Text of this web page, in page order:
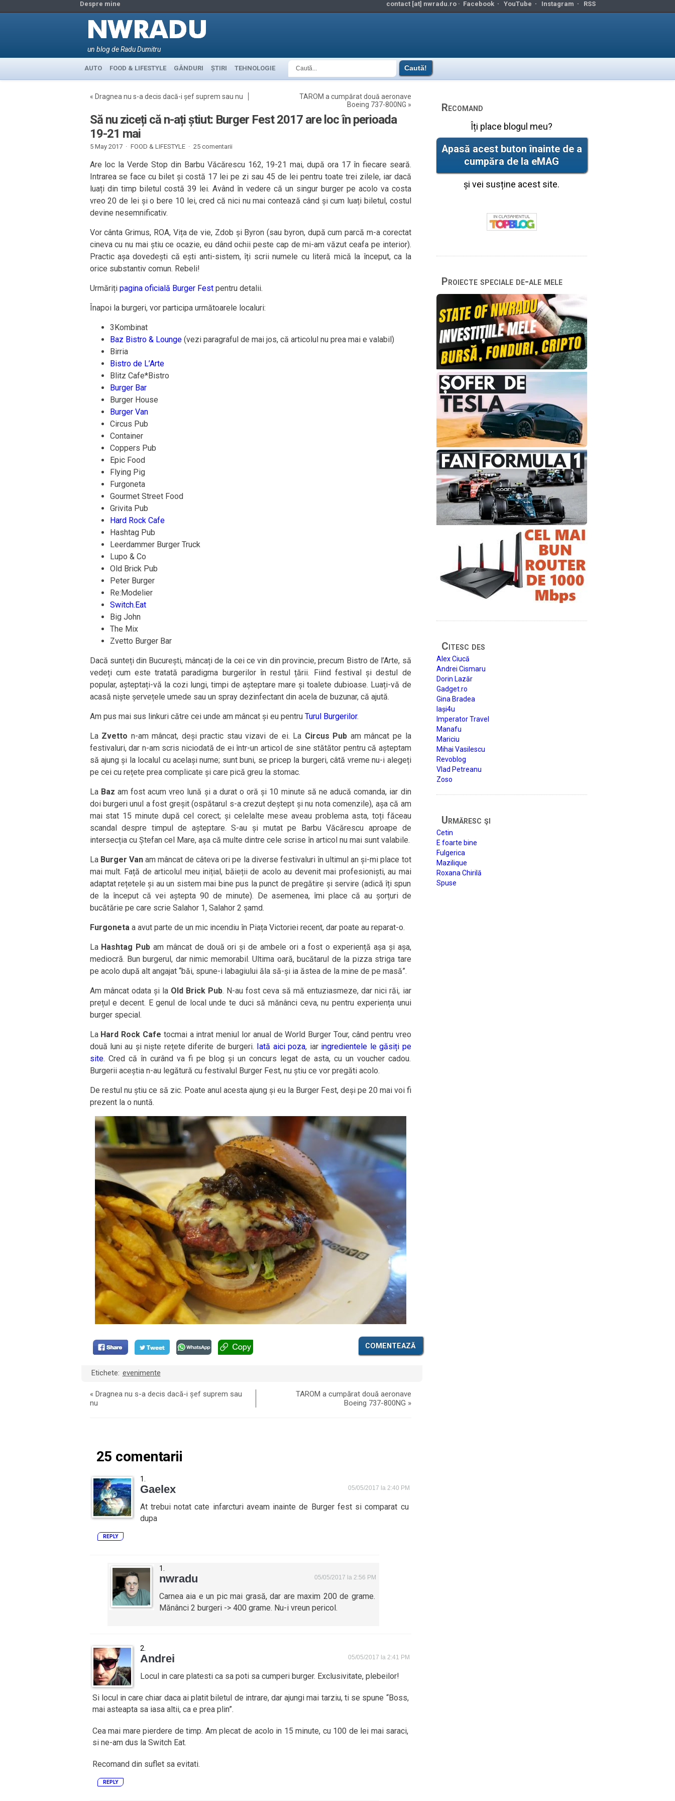
Despre mine contact [at] nwradu.ro · Facebook· YouTube · Instagram · RSS
un blog de Radu Dumitru
AUTO FOOD & LIFESTYLE GÂNDURI ȘTIRI TEHNOLOGIE
« Dragnea nu s-a decis dacă-i șef suprem sau nu
TAROM a cumpărat două aeronave
Boeing 737-800NG »
Să nu ziceți că n-ați știut: Burger Fest 2017 are loc în perioada
19-21 mai
5 May 2017 · FOOD & LIFESTYLE· 25 comentarii
Are loc la Verde Stop din Barbu Văcărescu 162, 19-21 mai, după ora 17 în fiecare seară.
Intrarea se face cu bilet și costă 17 lei pe zi sau 45 de lei pentru toate trei zilele, iar dacă
luați din timp biletul costă 39 lei. Având în vedere că un singur burger pe acolo va costa
vreo 20 de lei și o bere 10 lei, cred că nici nu mai contează când și cum luați biletul, costul
devine nesemnificativ.
Vor cânta Grimus, ROA, Vița de vie, Zdob și Byron (sau byron, după cum parcă m-a corectat
cineva cu nu mai știu ce ocazie, eu dând ochii peste cap de mi-am văzut ceafa pe interior).
Practic așa dovedești că ești anti-sistem, îți scrii numele cu literă mică la început, ca la
orice substantiv comun. Rebeli!
Urmăriți pagina oficială Burger Festpentru detalii.
Înapoi la burgeri, vor participa următoarele localuri:
3Kombinat
Baz Bistro & Lounge(vezi paragraful de mai jos, că articolul nu prea mai e valabil)
Birria
Bistro de L’Arte
Blitz Cafe*Bistro
Burger Bar
Burger House
Burger Van
Circus Pub
Container
Coppers Pub
Epic Food
Flying Pig
Furgoneta
Gourmet Street Food
Grivita Pub
Hard Rock Cafe
Hashtag Pub
Leerdammer Burger Truck
Lupo & Co
Old Brick Pub
Peter Burger
Re:Modelier
Switch.Eat
Big John
The Mix
Zvetto Burger Bar
Dacă sunteți din București, mâncați de la cei ce vin din provincie, precum Bistro de l’Arte, să
vedeți cum este tratată paradigma burgerilor în restul țării. Fiind festival și destul de
popular, așteptați-vă la cozi lungi, timpi de așteptare mare și toalete dubioase. Luați-vă de
acasă niște șervețele umede sau un spray dezinfectant din acela de buzunar, că ajută.
Am pus mai sus linkuri către cei unde am mâncat și eu pentru Turul Burgerilor.
La Zvetto n-am mâncat, deși practic stau vizavi de ei. La Circus Pub am mâncat pe la
festivaluri, dar n-am scris niciodată de ei într-un articol de sine stătător pentru că așteptam
să ajung și la localul cu același nume; sunt buni, se pricep la burgeri, câtă vreme nu-i alegeți
pe cei cu rețete prea complicate și care pică greu la stomac.
La Baz am fost acum vreo lună și a durat o oră și 10 minute să ne aducă comanda, iar din
doi burgeri unul a fost greșit (ospătarul s-a crezut deștept și nu nota comenzile), așa că am
mai stat 15 minute după cel corect; și celelalte mese aveau problema asta, toți făceau
scandal despre timpul de așteptare. S-au și mutat pe Barbu Văcărescu aproape de
intersecția cu Ștefan cel Mare, așa că multe dintre cele scrise în articol nu mai sunt valabile.
La Burger Vanam mâncat de câteva ori pe la diverse festivaluri în ultimul an și-mi place tot
mai mult. Față de articolul meu inițial, băieții de acolo au devenit mai profesioniști, au mai
adaptat rețetele și au un sistem mai bine pus la punct de pregătire și servire (adică îți spun
de la început că vei aștepta 90 de minute). De asemenea, îmi place că au șorțuri de
bucătărie pe care scrie Salahor 1, Salahor 2 șamd.
Furgonetaa avut parte de un mic incendiu în Piața Victoriei recent, dar poate au reparat-o.
La Hashtag Pub am mâncat de două ori și de ambele ori a fost o experiență așa și așa,
mediocră. Bun burgerul, dar nimic memorabil. Ultima oară, bucătarul de la pizza striga tare
pe acolo după alt angajat “băi, spune-i labagiului ăla să-și ia ăstea de la mine de pe masă”.
Am mâncat odata și la Old Brick Pub. N-au fost ceva să mă entuziasmeze, dar nici răi, iar
prețul e decent. E genul de local unde te duci să mănânci ceva, nu pentru experiența unui
burger special.
La Hard Rock Cafe tocmai a intrat meniul lor anual de World Burger Tour, când pentru vreo
două luni au și niște rețete diferite de burgeri. Iată aici poza, iar ingredientele le găsiți pe
site. Cred că în curând va fi pe blog și un concurs legat de asta, cu un voucher cadou.
Burgerii aceștia n-au legătură cu festivalul Burger Fest, nu știu ce vor pregăti acolo.
De restul nu știu ce să zic. Poate anul acesta ajung și eu la Burger Fest, deși pe 20 mai voi fi
prezent la o nuntă.
COMENTEAZĂ
Etichete: evenimente
« Dragnea nu s-a decis dacă-i șef suprem sau
nu
TAROM a cumpărat două aeronave
Boeing 737-800NG »
25 comentarii
Gaelex 05/05/2017 la 2:40 PM
At trebui notat cate infarcturi aveam inainte de Burger fest si comparat cu
dupa
REPLY
nwradu 05/05/2017 la 2:56 PM
Carnea aia e un pic mai grasă, dar are maxim 200 de grame.
Mănânci 2 burgeri -> 400 grame. Nu-i vreun pericol.
Andrei 05/05/2017 la 2:41 PM
Locul in care platesti ca sa poti sa cumperi burger. Exclusivitate, plebeilor!
Si locul in care chiar daca ai platit biletul de intrare, dar ajungi mai tarziu, ti se spune “Boss,
mai asteapta sa iasa altii, ca e prea plin”.
Cea mai mare pierdere de timp. Am plecat de acolo in 15 minute, cu 100 de lei mai saraci,
si ne-am dus la Switch Eat.
Recomand din suflet sa evitati.
REPLY
Recomand
Îți place blogul meu?
Apasă acest buton înainte de a
cumpăra de la eMAG
și vei susține acest site.
Proiecte speciale de-ale mele
Citesc des
Alex Ciucă
Andrei Cismaru
Dorin Lazăr
Gadget.ro
Gina Bradea
Iași4u
Imperator Travel
Manafu
Mariciu
Mihai Vasilescu
Revoblog
Vlad Petreanu
Zoso
Urmăresc şi
Cetin
E foarte bine
Fulgerica
Mazilique
Roxana Chirilă
Spuse